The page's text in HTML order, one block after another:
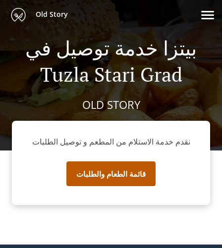
Old Story
بيتزا خدمة توصيل في
Tuzla Stari Grad
OLD STORY
نقدم خدمة الاستلام من المطعم و توصيل الطلبات
قائمة الطعام والطلبات